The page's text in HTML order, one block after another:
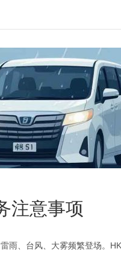
注意事项
雨、台风、大雾频繁登场。